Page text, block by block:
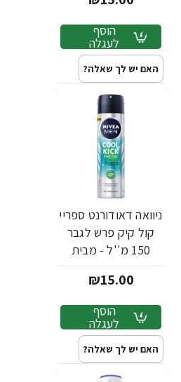
הוסף
לעגלה
האם יש לך שאלה?
ניוואה דאודורנט ספריי
קול קיק פרש לגבר
150 מ''ל - מבית
NIVEA
₪15.00
הוסף
לעגלה
האם יש לך שאלה?